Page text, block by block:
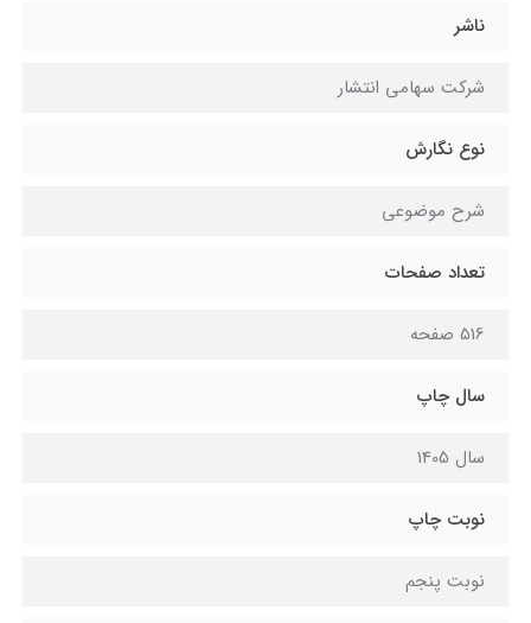
ناشر
شرکت سهامی انتشار
نوع نگارش
شرح موضوعی
تعداد صفحات
516 صفحه
سال چاپ
سال 1405
نوبت چاپ
نوبت پنجم